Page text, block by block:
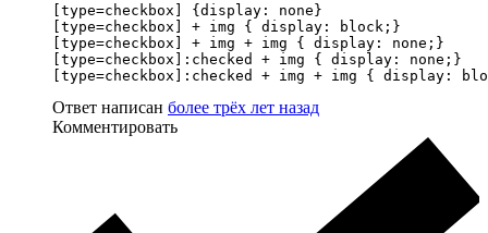
[type=checkbox] {display: none}
[type=checkbox] + img { display: block;}
[type=checkbox] + img + img { display: none;}
[type=checkbox]:checked + img { display: none;}
[type=checkbox]:checked + img + img { display:
Ответ написан более трёх лет назад
Комментировать